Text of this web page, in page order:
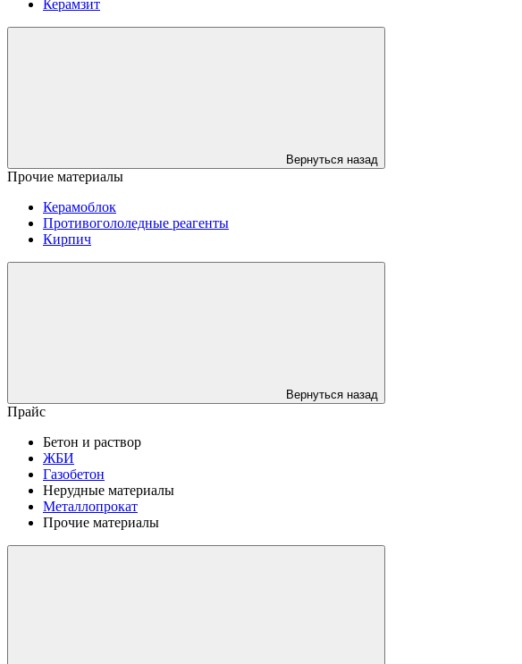
Керамзит
Вернуться назад
Прочие материалы
Керамоблок
Противогололедные реагенты
Кирпич
Вернуться назад
Прайс
Бетон и раствор
ЖБИ
Газобетон
Нерудные материалы
Металлопрокат
Прочие материалы